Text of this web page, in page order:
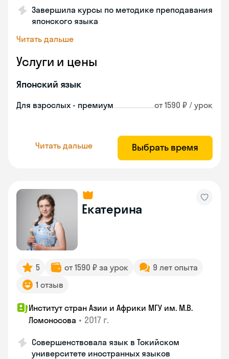
Завершила курсы по методике преподавания
японского языка
Читать дальше
Услуги и цены
Японский язык
Для взрослых - премиум от 1590 ₽ / урок
Читать дальше Выбрать время
Екатерина
5 от 1590 ₽ за урок
9 лет опыта
1 отзыв
Институт стран Азии и Африки МГУ им. М.В.
Ломоносова • 2017 г.
Совершенствовала язык в Токийском
университете иностранных языков